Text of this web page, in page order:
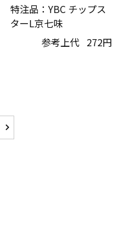
特注品：YBC チップス
ターL京七味
参考上代 272円